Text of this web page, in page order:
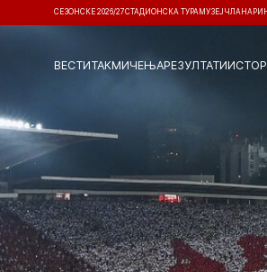
СЕЗОНСКЕ 2026/27СТАДИОНСКА ТУРА МУЗЕЈ
ВЕСТИТАКМИЧЕЊАРЕЗУЛТАТИ